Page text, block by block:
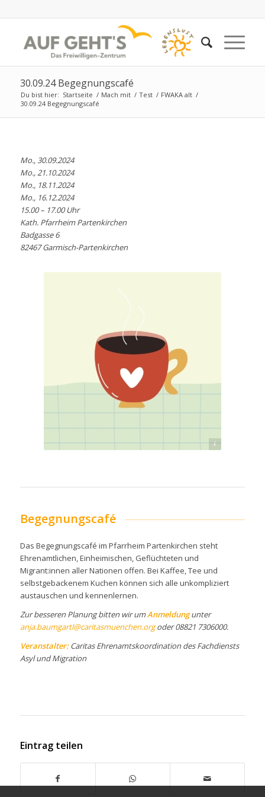
30.09.24 Begegnungscafé
Du bist hier: Startseite / Mach mit / Test / FWAKA alt /
30.09.24 Begegnungscafé
Mo., 30.09.2024
Mo., 21.10.2024
Mo., 18.11.2024
Mo., 16.12.2024
15.00 – 17.00 Uhr
Kath. Pfarrheim Partenkirchen
Badgasse 6
82467 Garmisch-Partenkirchen
Begegnungscafé
Das Begegnungscafé im Pfarrheim Partenkirchen steht
Ehrenamtlichen, Einheimischen, Geflüchteten und
Migrant:innen aller Nationen offen. Bei Kaffee, Tee und
selbstgebackenem Kuchen können sich alle unkompliziert
austauschen und kennenlernen.
Zur besseren Planung bitten wir umAnmeldungunter
anja.baumgartl@caritasmuenchen.orgoder 08821 7306000.
Veranstalter:Caritas Ehrenamtskoordination des Fachdiensts
Asyl und Migration
Eintrag teilen